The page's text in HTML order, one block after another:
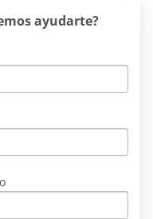
ayudarte?